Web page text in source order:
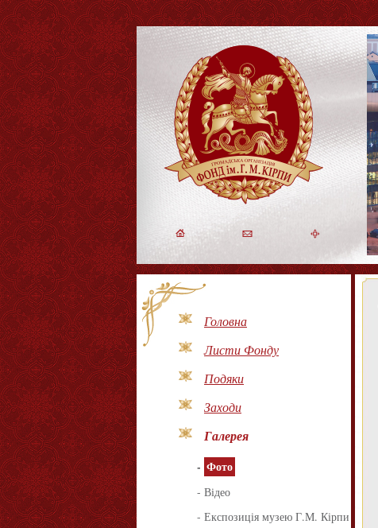
Головна
Листи Фонду
Подяки
Заходи
Галерея
- Фото
- Відео
- Експозиція музею Г.М. Кірпи